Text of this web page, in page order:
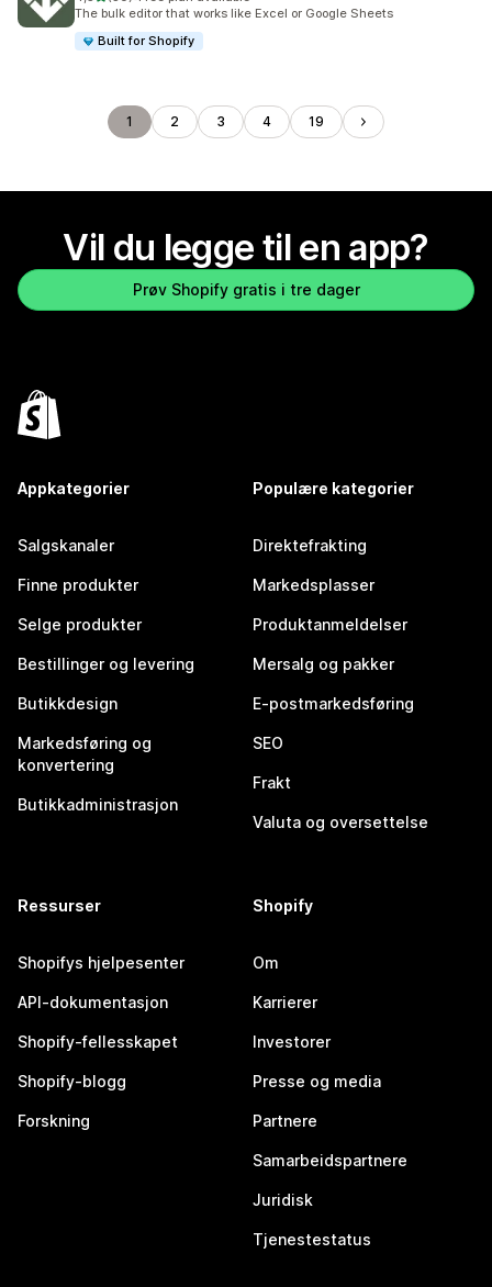
Totalt 30 omtaler
The bulk editor that works like Excel or Google Sheets
Built for Shopify
1 2 3 4 19
Vil du legge til en app?
Prøv Shopify gratis i tre dager
Appkategorier
Salgskanaler
Finne produkter
Selge produkter
Bestillinger og levering
Butikkdesign
Markedsføring og
konvertering
Butikkadministrasjon
Populære kategorier
Direktefrakting
Markedsplasser
Produktanmeldelser
Mersalg og pakker
E-postmarkedsføring
SEO
Frakt
Valuta og oversettelse
Ressurser
Shopifys hjelpesenter
API-dokumentasjon
Shopify-fellesskapet
Shopify-blogg
Forskning
Shopify
Om
Karrierer
Investorer
Presse og media
Partnere
Samarbeidspartnere
Juridisk
Tjenestestatus